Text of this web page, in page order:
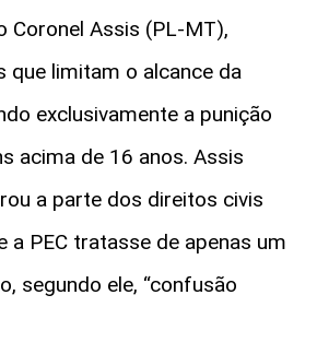
Coronel Assis (PL-MT),
que limitam o alcance da
exclusivamente a punição
acima de 16 anos. Assis
a parte dos direitos civis
a PEC tratasse de apenas um
segundo ele, “confusão